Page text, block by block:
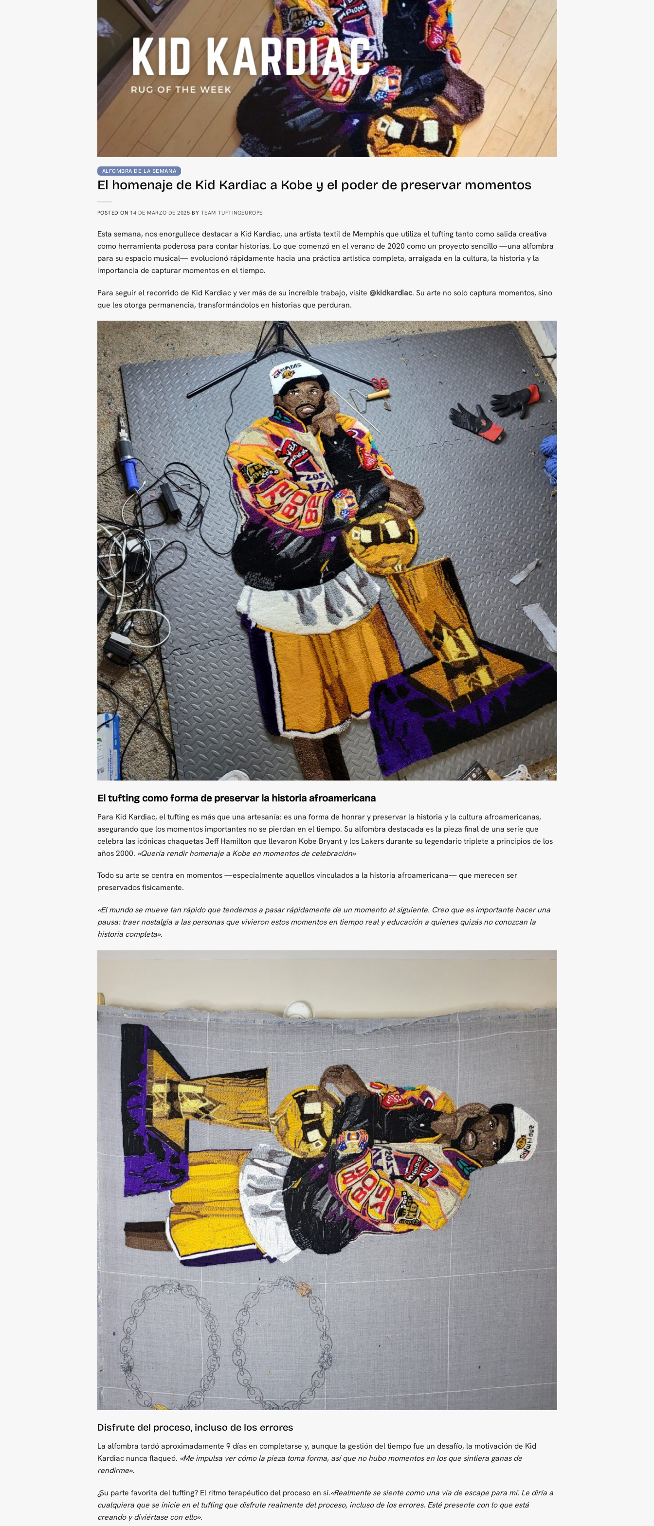
ALFOMBRA DE LA SEMANA
El homenaje de Kid Kardiac a Kobe y el poder de preservar momentos
POSTED ON 14 DE MARZO DE 2025 BY TEAM TUFTINGEUROPE
Esta semana, nos enorgullece destacar a Kid Kardiac, una artista textil de Memphis que utiliza el tufting tanto como salida creativa
como herramienta poderosa para contar historias. Lo que comenzó en el verano de 2020 como un proyecto sencillo —una alfombra
para su espacio musical— evolucionó rápidamente hacia una práctica artística completa, arraigada en la cultura, la historia y la
importancia de capturar momentos en el tiempo.
Para seguir el recorrido de Kid Kardiac y ver más de su increíble trabajo, visite @kidkardiac. Su arte no solo captura momentos, sino
que les otorga permanencia, transformándolos en historias que perduran.
El tufting como forma de preservar la historia afroamericana
Para Kid Kardiac, el tufting es más que una artesanía: es una forma de honrar y preservar la historia y la cultura afroamericanas,
asegurando que los momentos importantes no se pierdan en el tiempo. Su alfombra destacada es la pieza final de una serie que
celebra las icónicas chaquetas Jeff Hamilton que llevaron Kobe Bryant y los Lakers durante su legendario triplete a principios de los
años 2000. «Quería rendir homenaje a Kobe en momentos de celebración»
Todo su arte se centra en momentos —especialmente aquellos vinculados a la historia afroamericana— que merecen ser
preservados físicamente.
«El mundo se mueve tan rápido que tendemos a pasar rápidamente de un momento al siguiente. Creo que es importante hacer una
pausa: traer nostalgia a las personas que vivieron estos momentos en tiempo real y educación a quienes quizás no conozcan la
historia completa».
Disfrute del proceso, incluso de los errores
La alfombra tardó aproximadamente 9 días en completarse y, aunque la gestión del tiempo fue un desafío, la motivación de Kid
Kardiac nunca flaqueó. «Me impulsa ver cómo la pieza toma forma, así que no hubo momentos en los que sintiera ganas de
rendirme».
¿Su parte favorita del tufting? El ritmo terapéutico del proceso en sí.«Realmente se siente como una vía de escape para mí. Le diría a
cualquiera que se inicie en el tufting que disfrute realmente del proceso, incluso de los errores. Esté presente con lo que está
creando y diviértase con ello».